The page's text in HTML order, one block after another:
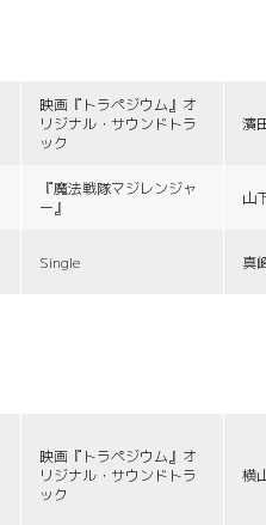
映画『トラペジウム』オ
リジナル・サウンドトラ
ック
濱
『魔法戦隊マジレンジャ
ー』
山
Single 真
映画『トラペジウム』オ
リジナル・サウンドトラ
ック
横